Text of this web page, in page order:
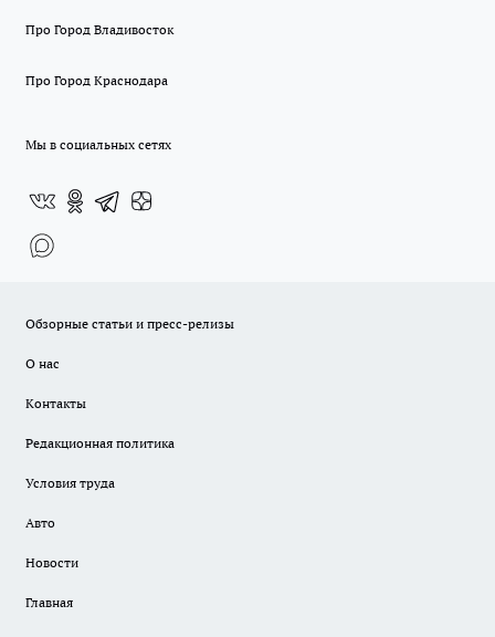
Про Город Владивосток
Про Город Краснодара
Мы в социальных сетях
Обзорные статьи и пресс-релизы
О нас
Контакты
Редакционная политика
Условия труда
Авто
Новости
Главная